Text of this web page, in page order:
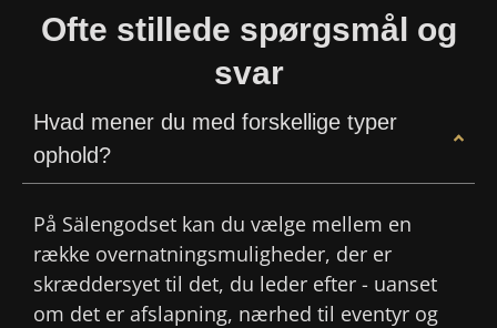
Ofte stillede spørgsmål og
svar
Hvad mener du med forskellige typer
ophold?
På Sälengodset kan du vælge mellem en
række overnatningsmuligheder, der er
skræddersyet til det, du leder efter - uanset
om det er afslapning, nærhed til eventyr og